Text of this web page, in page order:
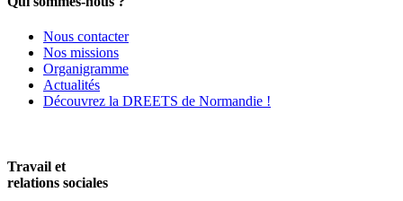
Nous contacter
Nos missions
Organigramme
Actualités
Découvrez la DREETS de Normandie !
Travail et
relations sociales